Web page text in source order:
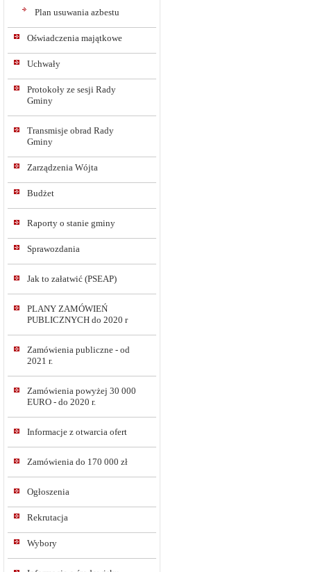
Plan usuwania azbestu
Oświadczenia majątkowe
Uchwały
Protokoły ze sesji Rady
Gminy
Transmisje obrad Rady
Gminy
Zarządzenia Wójta
Budżet
Raporty o stanie gminy
Sprawozdania
Jak to załatwić (PSEAP)
PLANY ZAMÓWIEŃ
PUBLICZNYCH do 2020 r
Zamówienia publiczne - od
2021 r.
Zamówienia powyżej 30 000
EURO - do 2020 r.
Informacje z otwarcia ofert
Zamówienia do 170 000 zł
Ogłoszenia
Rekrutacja
Wybory